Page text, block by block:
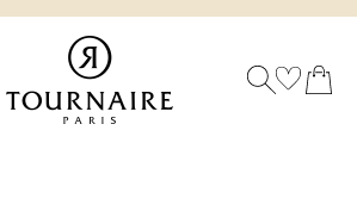
Philippe Tournaire
RECHERCHEPANIER